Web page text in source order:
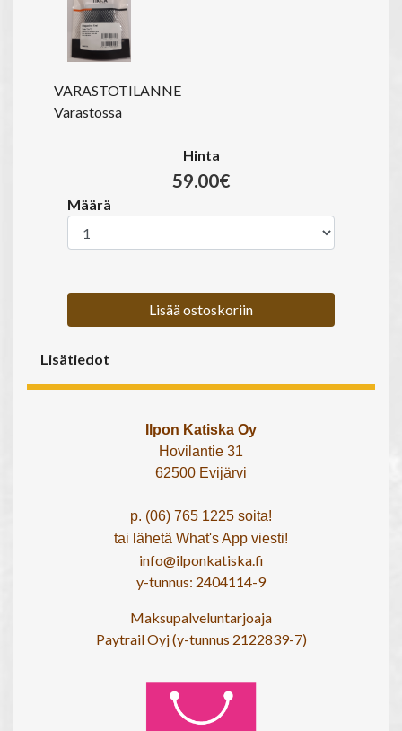
VARASTOTILANNE
Varastossa
Hinta
59.00€
Määrä
Lisää ostoskoriin
Lisätiedot
Ilpon Katiska Oy
Hovilantie 31
62500 Evijärvi
p. (06) 765 1225 soita!
tai lähetä What's App viesti!
info@ilponkatiska.fi
y-tunnus: 2404114-9
Maksupalveluntarjoaja
Paytrail Oyj (y-tunnus 2122839-7)